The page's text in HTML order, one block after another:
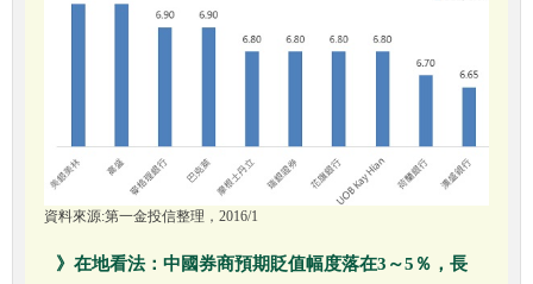
資料來源:第一金投信整理，2016/1
》在地看法：中國券商預期貶值幅度落在3～5％，長